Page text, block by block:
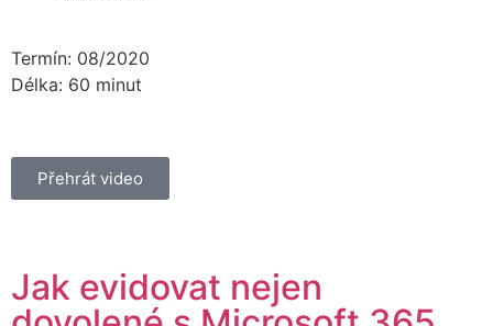
Termín: 08/2020
Délka: 60 minut
Přehrát video
Jak evidovat nejen